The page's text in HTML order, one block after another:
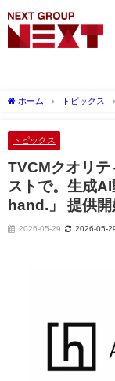
ホーム トピックス
トピックス
TVCMクオリテ
ストで。生成
hand.」 提供開
2026-05-29 2026-05-